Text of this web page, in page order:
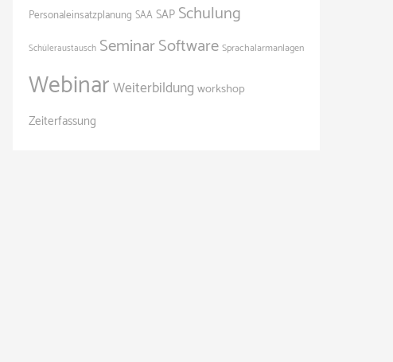
Personaleinsatzplanung SAASAP Schulung
Schüleraustausch SeminarSoftware Sprachalarmanlagen
WebinarWeiterbildung workshop
Zeiterfassung